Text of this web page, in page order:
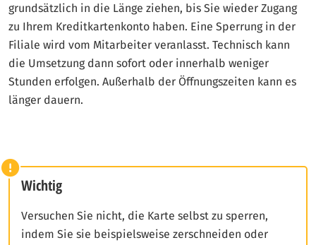
grundsätzlich in die Länge ziehen, bis Sie wieder Zugang
zu Ihrem Kreditkartenkonto haben. Eine Sperrung in der
Filiale wird vom Mitarbeiter veranlasst. Technisch kann
die Umsetzung dann sofort oder innerhalb weniger
Stunden erfolgen. Außerhalb der Öffnungszeiten kann es
länger dauern.
Wichtig
Versuchen Sie nicht, die Karte selbst zu sperren,
indem Sie sie beispielsweise zerschneiden oder